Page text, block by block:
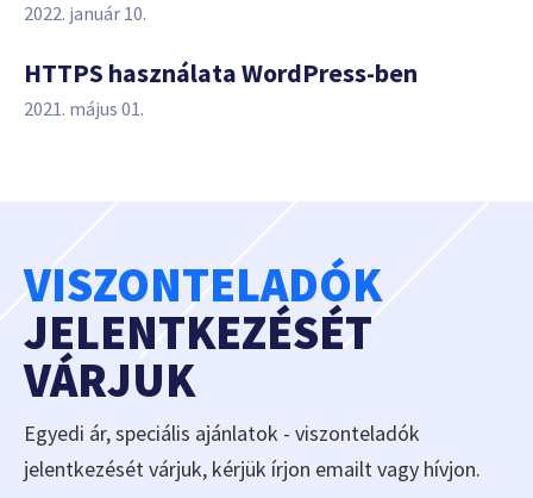
2022. január 10.
HTTPS használata WordPress-ben
2021. május 01.
VISZONTELADÓK
JELENTKEZÉSÉT
VÁRJUK
Egyedi ár, speciális ajánlatok - viszonteladók
jelentkezését várjuk, kérjük írjon emailt vagy hívjon.